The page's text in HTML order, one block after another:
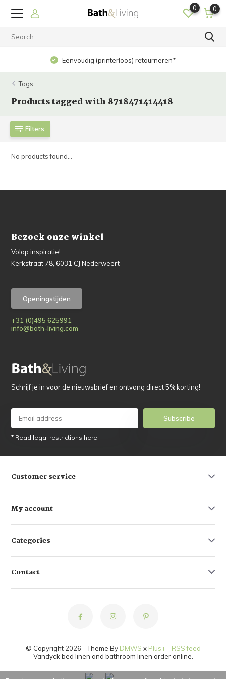
0 0
Eenvoudig (printerloos) retourneren*
Tags
Products tagged with 8718471414418
Filters
No products found...
Bezoek onze winkel
Volop inspiratie!
Kerkstraat 78, 6031 CJ Nederweert
Openingstijden
+31 (0)495 625991
info@bath-living.com
Schrijf je in voor de nieuwsbrief en ontvang direct 5% korting!
Subscribe
* Read legal restrictions here
Customer service
My account
Categories
Contact
© Copyright 2026 - Theme By DMWS x Plus+- RSS feed
Vandyck bed linen and bathroom linen order online.